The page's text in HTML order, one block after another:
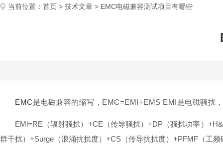
当前位置： 首页 > 技术文章 > EMC电磁兼容测试项目有哪些
EMC是电磁兼容的缩写，EMC=EMI+EMS EMI是电磁骚扰
EMl=RE（辐射骚扰）+CE（传导骚扰）+DP（骚扰功率）
群干扰）+Surge（浪涌抗扰度）+CS（传导抗扰度）+PFMF（工